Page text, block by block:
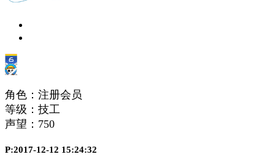
角色：注册会员
等级：技工
声望： 750
P:2017-12-12 15:24:32